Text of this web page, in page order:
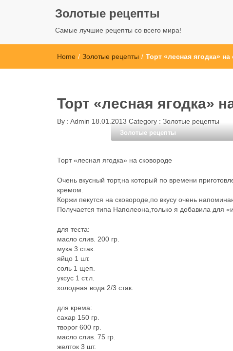
Золотые рецепты
Самые лучшие рецепты со всего мира!
Home / Золотые рецепты / Торт «лесная ягодка»
Торт «лесная ягодка»
By : Admin 18.01.2013 Category : Золотые рецепты
Золотые рецепты
Торт «лесная ягодка» на сковороде
Очень вкусный торт,на который по времени
кремом.
Коржи пекутся на сковороде,по вкусу очень
Получается типа Наполеона,только я добавила для
для теста:
масло слив. 200 гр.
мука 3 стак.
яйцо 1 шт.
соль 1 щеп.
уксус 1 ст.л.
холодная вода 2/3 стак.
для крема:
сахар 150 гр.
творог 600 гр.
масло слив. 75 гр.
желток 3 шт.